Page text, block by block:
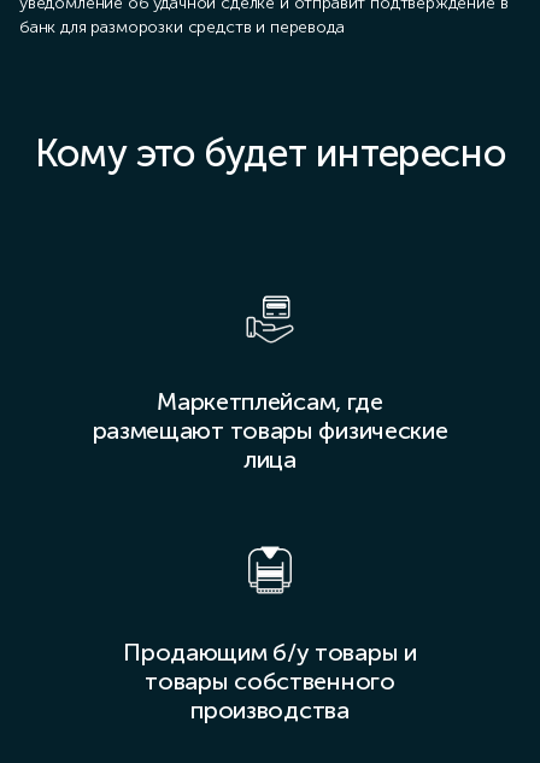
банк для разморозки средств и перевода
Кому это будет интересно
Маркетплейсам, где
размещают товары физические
лица
Продающим б/у товары и
товары собственного
производства